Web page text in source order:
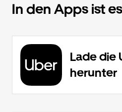
In den Apps ist
Lade die
herunter